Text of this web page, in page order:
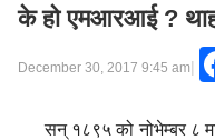
के हो एमआरआई ?
December 30, 2017 9:45 am|
सन् १८९५ को नोभेम्बर ८